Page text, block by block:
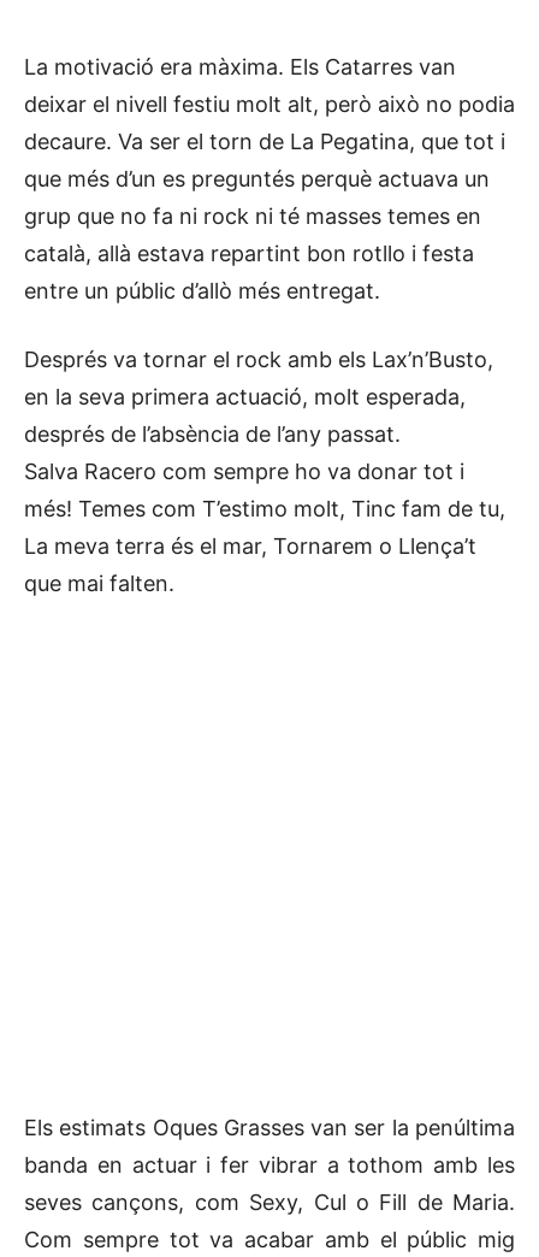
La motivació era màxima. Els Catarres van
deixar el nivell festiu molt alt, però això no podia
decaure. Va ser el torn de La Pegatina, que tot i
que més d’un es preguntés perquè actuava un
grup que no fa ni rock ni té masses temes en
català, allà estava repartint bon rotllo i festa
entre un públic d’allò més entregat.
Després va tornar el rock amb els Lax’n’Busto,
en la seva primera actuació, molt esperada,
després de l’absència de l’any passat.
Salva Racero com sempre ho va donar tot i
més! Temes com T’estimo molt, Tinc fam de tu,
La meva terra és el mar, Tornarem o Llença’t
que mai falten.
Els estimats Oques Grasses van ser la penúltima
banda en actuar i fer vibrar a tothom amb les
seves cançons, com Sexy, Cul o Fill de Maria.
Com sempre tot va acabar amb el públic mig